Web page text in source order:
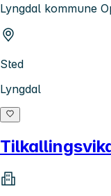
Lyngdal kommune
Sted
Lyngdal